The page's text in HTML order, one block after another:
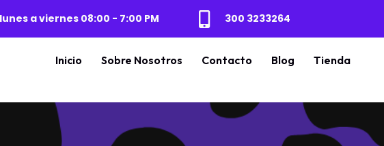
a viernes 08:00 - 7:00 PM 300 3233264
Inicio Sobre Nosotros Contacto Blog Tienda